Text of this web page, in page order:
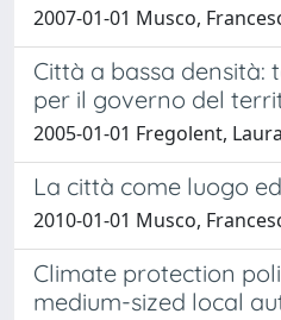
2007-01-01 Musco,
Città a bassa densità:
per il governo del
2005-01-01 Fregolent, Laura
La città come luogo
2010-01-01 Musco,
Climate protection
medium-sized local